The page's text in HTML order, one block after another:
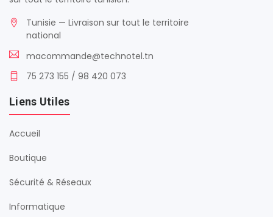
Tunisie — Livraison sur tout le territoire
national
macommande@technotel.tn
75 273 155 / 98 420 073
Liens Utiles
Accueil
Boutique
Sécurité & Réseaux
Informatique